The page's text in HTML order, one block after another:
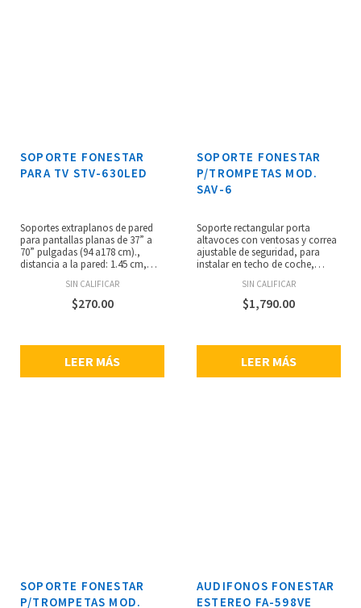
SOPORTE FONESTAR
PARA TV STV-630LED
Soportes extraplanos de pared
para pantallas planas de 37” a
70” pulgadas (94 a178 cm).,
distancia a la pared: 1.45 cm,
soportado: 50 kg, ajustable
hasta 80 cm ancho x 80 cm alto,
compatible con VESA 200 y
SIN CALIFICAR
$270.00
LEER MÁS
SOPORTE FONESTAR
P/TROMPETAS MOD.
SAV-6
Soporte rectangular porta
altavoces con ventosas y correa
ajustable de seguridad, para
instalar en techo de coche,
altavoces exponenciales
modelos. FE-1210, FE-107, FE-149
o similares, se monta y
vehículo, dimensiones: 66 x 5 x
18cm, peso: 2.1 kg.
SIN CALIFICAR
$1,790.00
LEER MÁS
SOPORTE FONESTAR
P/TROMPETAS MOD.
AUDIFONOS FONESTAR
ESTEREO FA-598VE